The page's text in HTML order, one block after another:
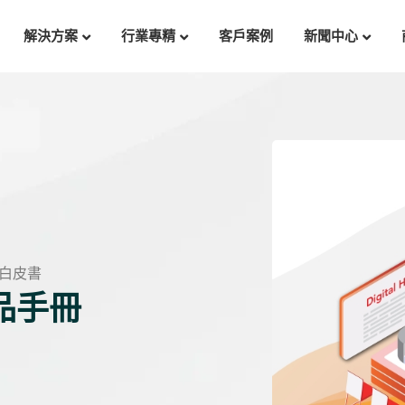
解決方案 行業專精 客戶案例 新聞中心
皮書
手冊